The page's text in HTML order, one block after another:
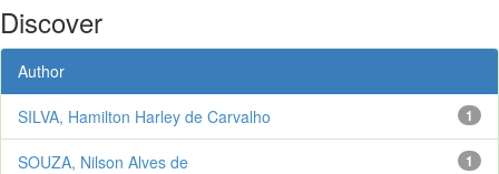
Discover
Author
1
SILVA, Hamilton Harley de Carvalho
1
SOUZA, Nilson Alves de